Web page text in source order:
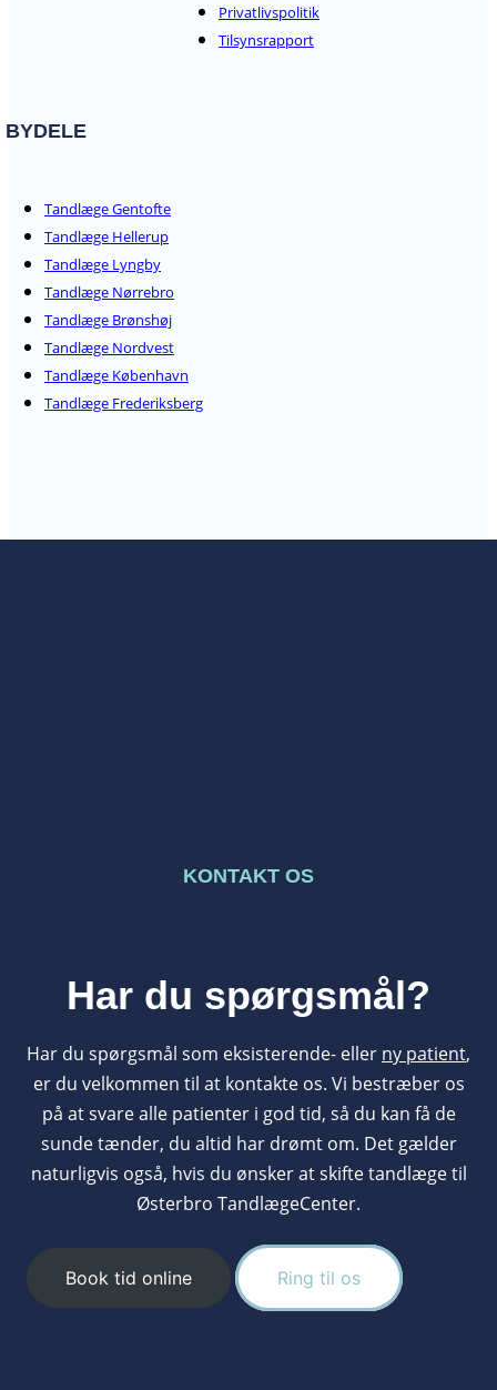
Privatlivspolitik
Tilsynsrapport
BYDELE
Tandlæge Gentofte
Tandlæge Hellerup
Tandlæge Lyngby
Tandlæge Nørrebro
Tandlæge Brønshøj
Tandlæge Nordvest
Tandlæge København
Tandlæge Frederiksberg
KONTAKT OS
Har du spørgsmål?
Har du spørgsmål som eksisterende- eller ny patient,
er du velkommen til at kontakte os. Vi bestræber os
på at svare alle patienter i god tid, så du kan få de
sunde tænder, du altid har drømt om. Det gælder
naturligvis også, hvis du ønsker at skifte tandlæge til
Østerbro TandlægeCenter.
Book tid online Ring til os